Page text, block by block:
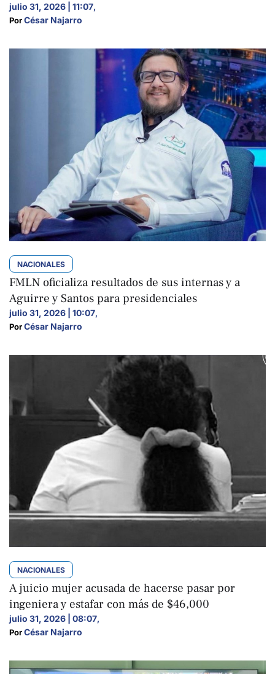
julio 31, 2026 | 11:07,
Por César Najarro
NACIONALES
FMLN oficializa resultados de sus internas y a
Aguirre y Santos para presidenciales
julio 31, 2026 | 10:07,
Por César Najarro
NACIONALES
A juicio mujer acusada de hacerse pasar por
ingeniera y estafar con más de $46,000
julio 31, 2026 | 08:07,
Por César Najarro